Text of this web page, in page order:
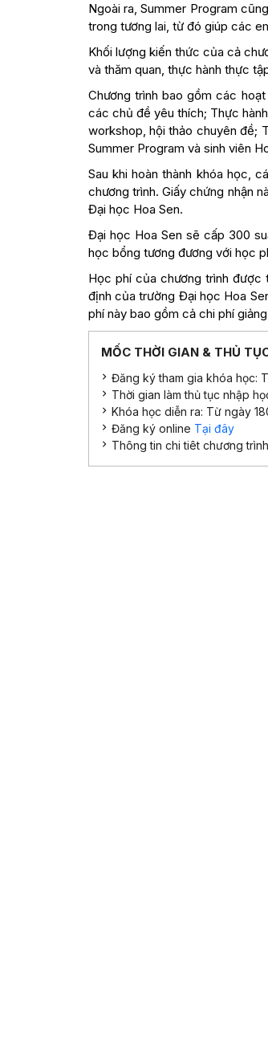
Ngoài ra, Summer Program
trong tương lai, từ đó giúp các
Khối lượng kiến thức của cả
và thăm quan, thực hành thực
Chương trình bao gồm các
các chủ đề yêu thích; Thực
workshop, hội thảo chuyên đề;
Summer Program và sinh viên
Sau khi hoàn thành khóa học,
chương trình. Giấy chứng nhận
Đại học Hoa Sen.
Đại học Hoa Sen sẽ cấp 300
học bổng tương đương với học
Học phí của chương trình
định của trường Đại học Hoa
phí này bao gồm cả chi phí
MỐC THỜI GIAN & THỦ
Đăng ký tham gia khóa học:
Thời gian làm thủ tục nhập
Khóa học diễn ra: Từ ngày
Đăng ký online Tại đây
Thông tin chi tiêt chương